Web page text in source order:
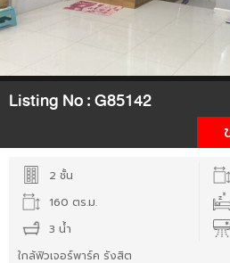
Listing No :G85142
2 ชั้น
160 ตร.ม.
3 น้ำ
ใกล้ฟิวเจอร์พาร์ค รังสิต